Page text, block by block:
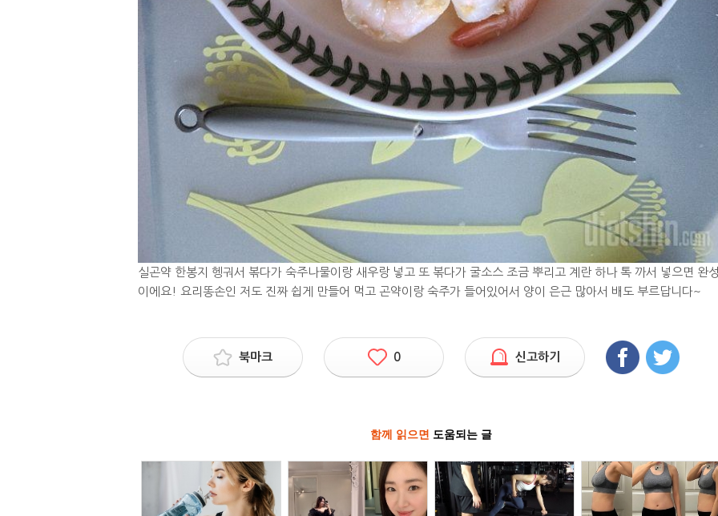
실곤약 한봉지 헹궈서 볶다가 숙주나물이랑 새우랑 넣고 또 볶다가 굴소스 조금 뿌리고 계란 하나 톡 까서 넣으면 완
이에요! 요리똥손인 저도 진짜 쉽게 만들어 먹고 곤약이랑 숙주가 들어있어서 양이 은근 많아서 배도 부르답니다~
북마크 0 신고하기
함께 읽으면 도움되는 글